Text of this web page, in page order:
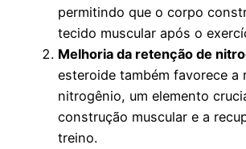
permitindo que o corpo
tecido muscular após o
Melhoria da retenção de
esteroide também favorece a
nitrogênio, um elemento
construção muscular e a
treino.